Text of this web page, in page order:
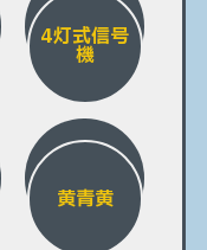
4灯式信号
機
黄青黄